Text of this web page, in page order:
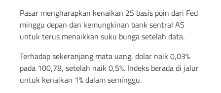
Pasar mengharapkan kenaikan 25 basis poin dari Fed
minggu depan dan kemungkinan bank sentral AS
untuk terus menaikkan suku bunga setelah data.
Terhadap sekeranjang mata uang, dolar naik 0,03%
pada 100,78, setelah naik 0,5%. Indeks berada di jalur
untuk kenaikan 1% dalam seminggu.